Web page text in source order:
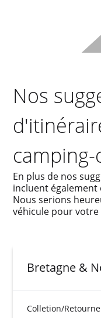
Nos
camping-
En plus de nos
incluent également
Nous serions
véhicule pour votre
Bretagne &
Colletion/